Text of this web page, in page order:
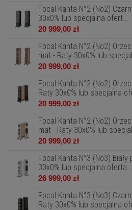
Focal Kanta N°2 (No2)
30x0% lub specjalna ofert...
20 999,00 zł
Focal Kanta N°2 (No2)
mat - Raty 30x0% lub
20 999,00 zł
Focal Kanta N°2 (No2)
Raty 30x0% lub specjalna
20 999,00 zł
Focal Kanta N°2 (No2)
mat - Raty 30x0% lub
20 999,00 zł
Focal Kanta N°3 (No3) Biały
30x0% lub specjalna oferta...
26 999,00 zł
Focal Kanta N°3 (No3)
Raty 30x0% lub specjalna